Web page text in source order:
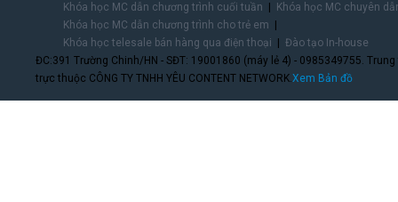
Khóa học MC dẫn chương trình cuối tuần
Khóa học MC chuyên
Khóa học MC dẫn chương trình cho trẻ em
Khóa học telesale bán hàng qua điện thoại
Đào tạo In-house
ĐC:391 Trường Chinh/HN - SĐT: 19001860 (máy lẻ 4) - 0985349755.
trực thuộc CÔNG TY TNHH YÊU CONTENT NETWORK.Xem Bản đồ